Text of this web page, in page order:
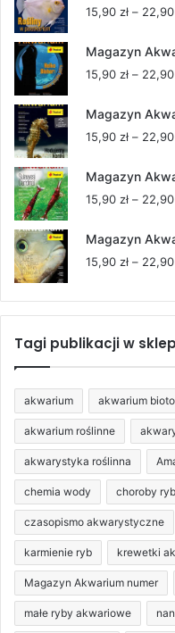
15,90 zł – 22,90
Magazyn
15,90 zł – 22,90
Magazyn
15,90 zł – 22,90
Magazyn
15,90 zł – 22,90
Magazyn
15,90 zł – 22,90
Tagi publikacji w
akwarium akwarium
akwarium roślinne
akwarystyka roślinna
chemia wody choroby ryb
czasopismo akwarystyczne
karmienie ryb krewetki
Magazyn Akwarium numer
małe ryby akwariowe